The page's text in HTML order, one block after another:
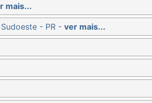
mais...
- PR - ver mais...